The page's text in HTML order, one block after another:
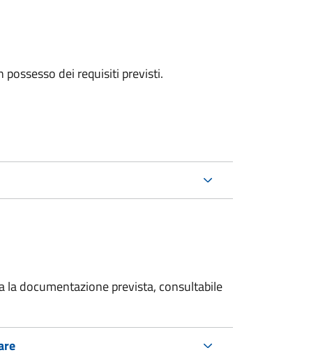
dei requisiti previsti.
documentazione prevista, consultabile